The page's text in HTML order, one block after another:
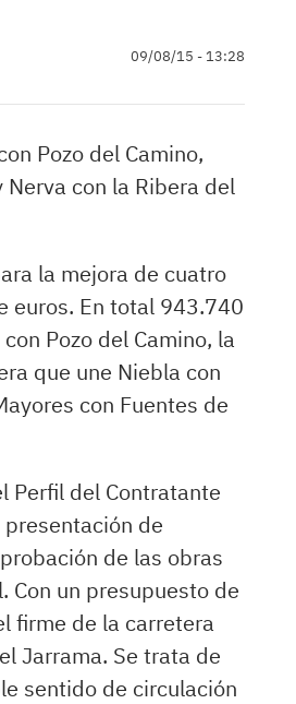
09/08/15 - 13:28
Pozo del Camino,
Nerva con la Ribera del
la mejora de cuatro
euros. En total 943.740
Pozo del Camino, la
que une Niebla con
con Fuentes de
Perfil del Contratante
de
de las obras
Con un presupuesto de
firme de la carretera
Jarrama. Se trata de
sentido de circulación